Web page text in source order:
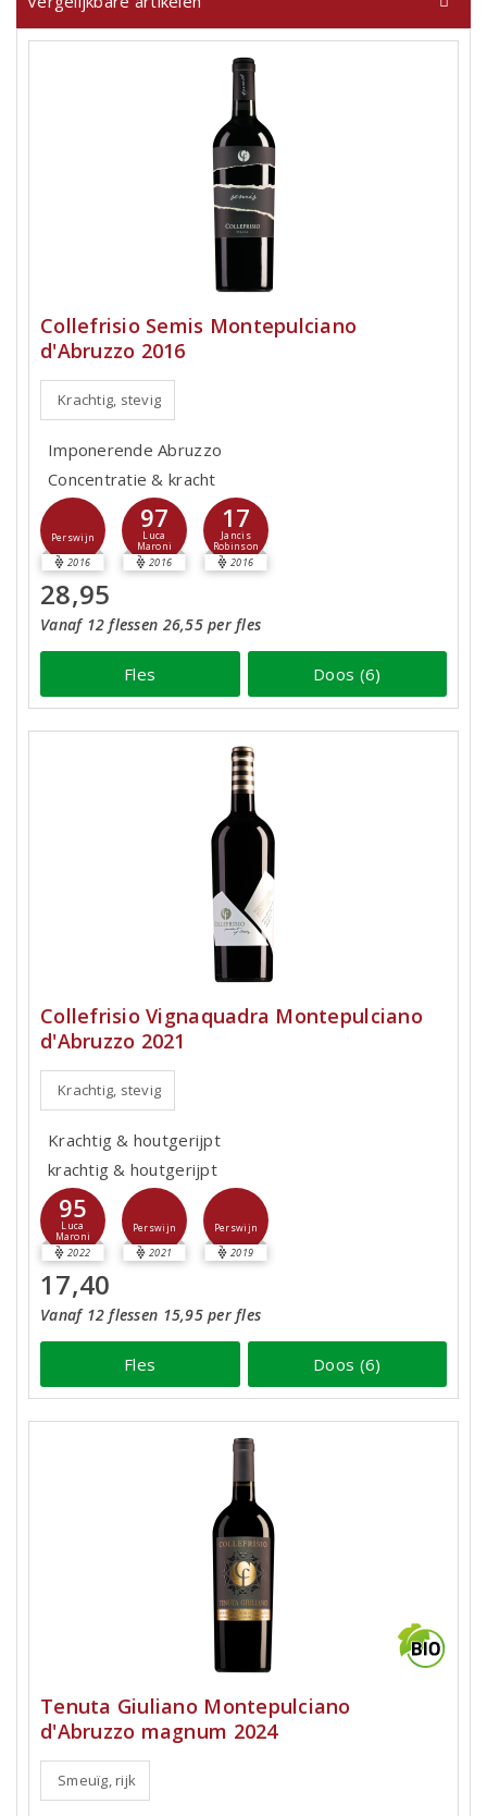
Collefrisio Semis Montepulciano
d'Abruzzo 2016
Krachtig, stevig
Imponerende Abruzzo
Concentratie & kracht
Perswijn
2016
97
Luca
Maroni
2016
17
Jancis
Robinson
2016
28,95
Vanaf 12 flessen 26,55 per fles
Fles Doos (6)
Collefrisio Vignaquadra Montepulciano
d'Abruzzo 2021
Krachtig, stevig
Krachtig & houtgerijpt
krachtig & houtgerijpt
95
Luca
Maroni
2022
Perswijn
2021
Perswijn
2019
17,40
Vanaf 12 flessen 15,95 per fles
Fles Doos (6)
Tenuta Giuliano Montepulciano
d'Abruzzo magnum 2024
Smeuïg, rijk